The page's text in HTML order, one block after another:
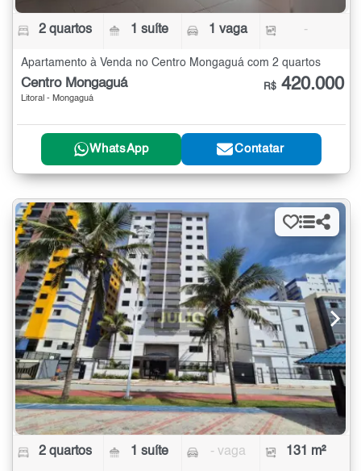
2 quartos 1 suíte 1 vaga -
Apartamento à Venda no Centro Mongaguá com 2 quartos
Centro Mongaguá
Litoral - Mongaguá
R$ 420.000
WhatsApp Contatar
2 quartos 1 suíte - vaga 131 m²